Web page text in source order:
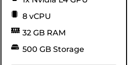
8 vCPU
32 GB RAM
500 GB Storage